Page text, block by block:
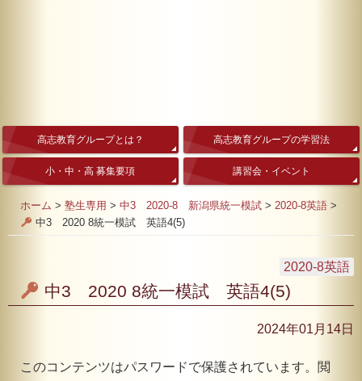
高志教育グループとは？ 高志教育グループの学習法
小・中・高 募集要項 講習会・イベント
ホーム > 塾生専用 > 中3 2020-8 新潟県統一模試 > 2020-8英語 >
中3 2020 8統一模試 英語4(5)
2020-8英語
中3 2020 8統一模試 英語4(5)
2024年01月14日
このコンテンツはパスワードで保護されています。閲